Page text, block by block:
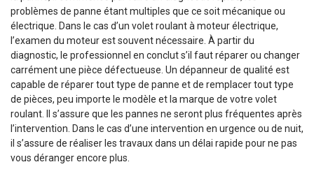
problèmes de panne étant multiples que ce soit mécanique ou
électrique. Dans le cas d’un volet roulant à moteur électrique,
l’examen du moteur est souvent nécessaire. À partir du
diagnostic, le professionnel en conclut s’il faut réparer ou changer
carrément une pièce défectueuse. Un dépanneur de qualité est
capable de réparer tout type de panne et de remplacer tout type
de pièces, peu importe le modèle et la marque de votre volet
roulant. Il s’assure que les pannes ne seront plus fréquentes après
l’intervention. Dans le cas d’une intervention en urgence ou de nuit,
il s’assure de réaliser les travaux dans un délai rapide pour ne pas
vous déranger encore plus.